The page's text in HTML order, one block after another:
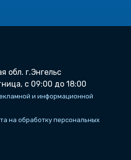
обл. г.Энгельс
с 09:00 до 18:00
и информационной
на обработку персональных